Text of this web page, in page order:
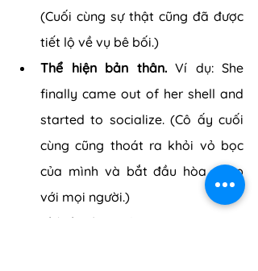
(Cuối cùng sự thật cũng đã được
tiết lộ về vụ bê bối.)
Thể hiện bản thân. Ví dụ: She
finally came out of her shell and
started to socialize. (Cô ấy cuối
cùng cũng thoát ra khỏi vỏ bọc
của mình và bắt đầu hòa nhập
với mọi người.)
Thành công.